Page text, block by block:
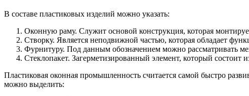
В составе пластиковых изделий можно указать:
Оконную раму. Служит основой конструкция, которая
Створку. Является неподвижной частью, которая обладает
Фурнитуру. Под данным обозначением можно рассматривать
Стеклопакет. Загерметизированный элемент, который состоит
Пластиковая оконная промышленность считается самой быстро
можно выделить: